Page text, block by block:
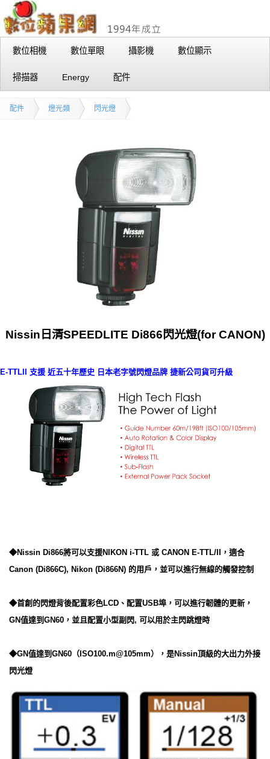
數位相機 數位單眼 攝影機 數位顯示
掃描器 Energy 配件
配件 燈光類 閃光燈
Nissin日清SPEEDLITE Di866閃光燈(for CANON)
E-TTLII 支援 近五十年歷史 日本老字號閃燈品牌 捷新公司貨可升級
◆Nissin Di866將可以支援NIKON i-TTL 或 CANON E-TTL/II，適合
Canon (Di866C), Nikon (Di866N) 的用戶，並可以進行無線的觸發控制
◆首創的閃燈背後配置彩色LCD、配置USB埠，可以進行韌體的更新，
GN值達到GN60，並且配置小型副閃, 可以用於主閃跳燈時
◆GN值達到GN60（ISO100.m@105mm），是Nissin頂級的大出力外接
閃光燈